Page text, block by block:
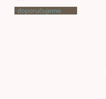
doporučujeme